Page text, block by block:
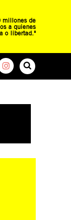
millones de
a quienes
o libertad."